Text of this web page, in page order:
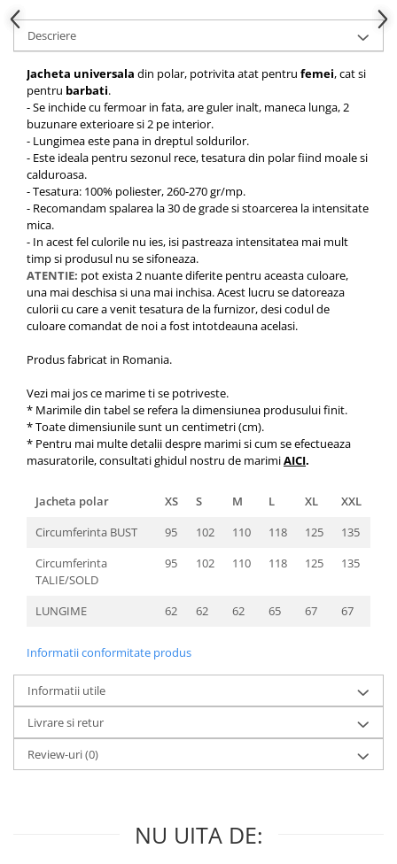
Descriere
Jacheta universala din polar, potrivita atat pentru femei, cat si
pentru barbati.
- Se inchide cu fermoar in fata, are guler inalt, maneca lunga, 2
buzunare exterioare si 2 pe interior.
- Lungimea este pana in dreptul soldurilor.
- Este ideala pentru sezonul rece, tesatura din polar fiind moale si
calduroasa.
- Tesatura: 100% poliester, 260-270 gr/mp.
- Recomandam spalarea la 30 de grade si stoarcerea la intensitate
mica.
- In acest fel culorile nu ies, isi pastreaza intensitatea mai mult
timp si produsul nu se sifoneaza.
ATENTIE: pot exista 2 nuante diferite pentru aceasta culoare,
una mai deschisa si una mai inchisa. Acest lucru se datoreaza
culorii cu care a venit tesatura de la furnizor, desi codul de
culoare comandat de noi a fost intotdeauna acelasi.
Produs fabricat in Romania.
Vezi mai jos ce marime ti se potriveste.
* Marimile din tabel se refera la dimensiunea produsului finit.
* Toate dimensiunile sunt un centimetri (cm).
* Pentru mai multe detalii despre marimi si cum se efectueaza
masuratorile, consultati ghidul nostru de marimiAICI.
Jacheta polar XS S M L XL
XXL
Circumferinta BUST
95 102 110 118 125
135
Circumferinta
TALIE/SOLD
95 102 110 118 125 135
LUNGIME 62 62 62 65 67 67
Informatii conformitate produs
Informatii utile
Livrare si retur
Review-uri(0)
NU UITA DE: